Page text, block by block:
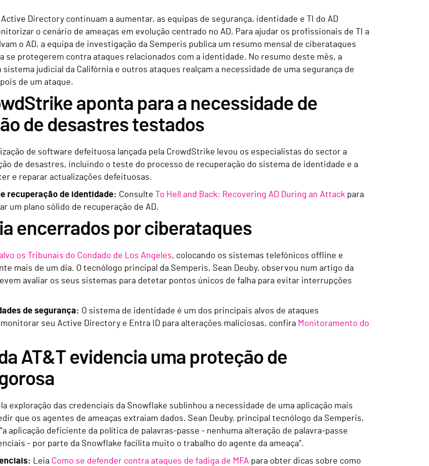
Directory continuam a aumentar, as equipas de segurança, identidade e TI do AD
o cenário de ameaças em evolução centrado no AD. Para ajudar os profissionais de TI a
o AD, a equipa de investigação da Semperis publica um resumo mensal de ciberataques
se protegerem contra ataques relacionados com a identidade. No resumo deste mês, a
sistema judicial da Califórnia e outros ataques realçam a necessidade de uma segurança de
de um ataque.
aponta para a necessidade de
de desastres testados
de software defeituosa lançada pela CrowdStrike levou os especialistas do sector a
de desastres, incluindo o teste do processo de recuperação do sistema de identidade e a
e reparar actualizações defeituosas.
recuperação de identidade: Consulte To Hell and Back: Recovering AD During an Attack para
um plano sólido de recuperação de AD.
encerrados por ciberataques
os Tribunais do Condado de Los Angeles, colocando os sistemas telefónicos offline e
mais de um dia. O tecnólogo principal da Semperis, Sean Deuby, observou num artigo da
avaliar os seus sistemas para detetar pontos únicos de falha para evitar interrupções
de segurança: O sistema de identidade é um dos principais alvos de ataques
seu Active Directory e Entra ID para alterações maliciosas, confira Monitoramento do
AT&T evidencia uma proteção de
exploração das credenciais da Snowflake sublinhou a necessidade de uma aplicação mais
que os agentes de ameaças extraiam dados. Sean Deuby, principal tecnólogo da Semperis,
aplicação deficiente da política de palavras-passe - nenhuma alteração de palavra-passe
- por parte da Snowflake facilita muito o trabalho do agente da ameaça".
Leia Como se defender contra ataques de fadiga de MFA para obter dicas sobre como